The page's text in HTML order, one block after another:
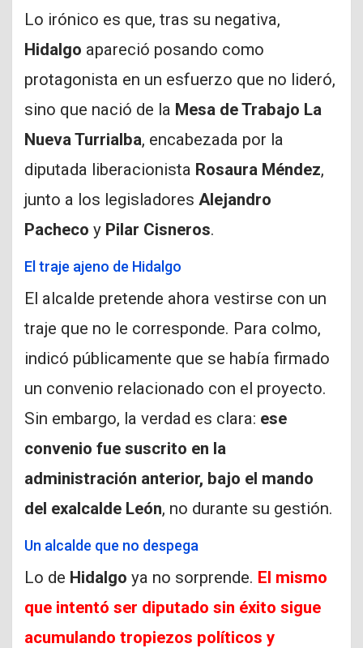
Lo irónico es que, tras su negativa,
Hidalgo apareció posando como
protagonista en un esfuerzo que no lideró,
sino que nació de la Mesa de Trabajo La
Nueva Turrialba, encabezada por la
diputada liberacionista Rosaura Méndez,
junto a los legisladores Alejandro
Pacheco y Pilar Cisneros.
El traje ajeno de Hidalgo
El alcalde pretende ahora vestirse con un
traje que no le corresponde. Para colmo,
indicó públicamente que se había firmado
un convenio relacionado con el proyecto.
Sin embargo, la verdad es clara: ese
convenio fue suscrito en la
administración anterior, bajo el mando
del exalcalde León, no durante su gestión.
Un alcalde que no despega
Lo de Hidalgo ya no sorprende. El mismo
que intentó ser diputado sin éxito sigue
acumulando tropiezos políticos y